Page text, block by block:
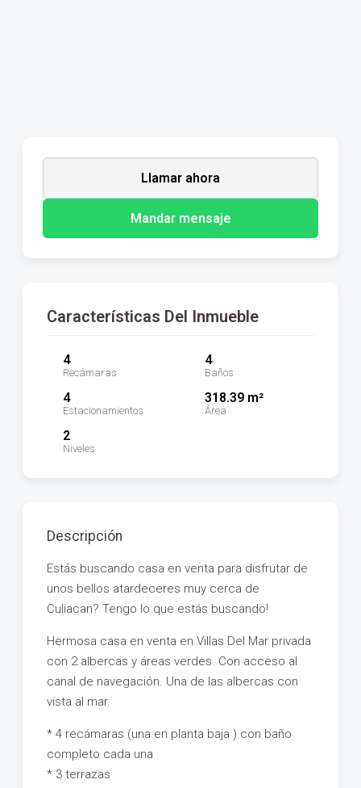
Llamar ahora
Mandar mensaje
Características Del Inmueble
4
Recámaras
4
Baños
4
Estacionamientos
318.39 m²
Área
2
Niveles
Descripción
Estás buscando casa en venta para disfrutar de
unos bellos atardeceres muy cerca de
Culiacan? Tengo lo que estás buscando!
Hermosa casa en venta en Villas Del Mar privada
con 2 albercas y áreas verdes. Con acceso al
canal de navegación. Una de las albercas con
vista al mar.
* 4 recámaras (una en planta baja ) con baño
completo cada una
* 3 terrazas